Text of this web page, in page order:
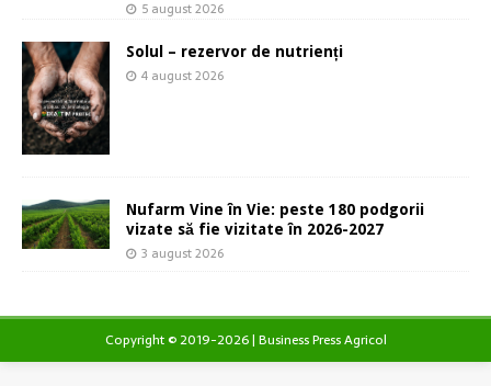
5 august 2026
Solul – rezervor de nutrienți
4 august 2026
Nufarm Vine în Vie: peste 180 podgorii
vizate să fie vizitate în 2026-2027
3 august 2026
Copyright © 2019-2026 | Business Press Agricol